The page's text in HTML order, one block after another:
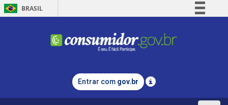
BRASIL
Comunica BR
Legislação
Entrar com gov.br